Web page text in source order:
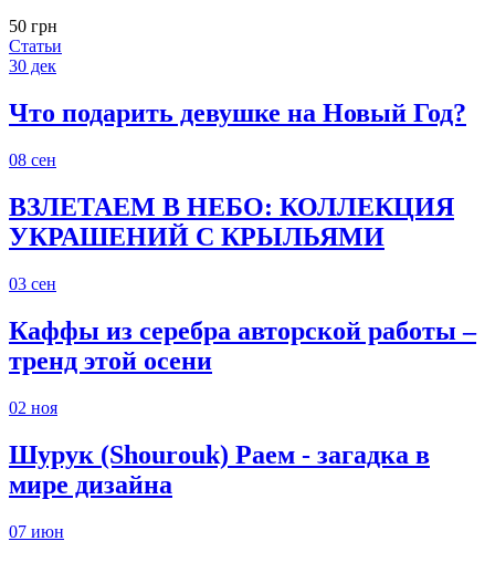
50 грн
Статьи
30 дек
Что подарить девушке на Новый Год?
08 сен
ВЗЛЕТАЕМ В НЕБО: КОЛЛЕКЦИЯ
УКРАШЕНИЙ С КРЫЛЬЯМИ
03 сен
Каффы из серебра авторской работы –
тренд этой осени
02 ноя
Шурук (Shourouk) Раем - загадка в
мире дизайна
07 июн